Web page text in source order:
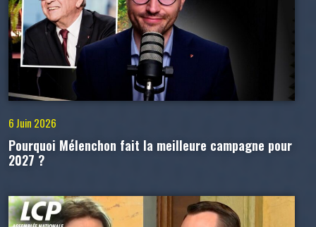
6 Juin 2026
Pourquoi Mélenchon fait la meilleure campagne pour
2027 ?